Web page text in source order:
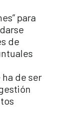
para
de
de ser